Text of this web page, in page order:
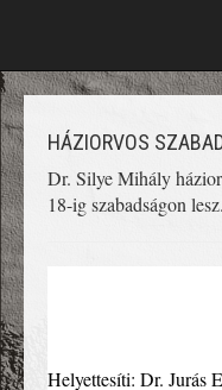
HÁZIORVOS
Dr. Silye Mihály
18-ig szabadságon lesz.
Helyettesíti: Dr. Jurás